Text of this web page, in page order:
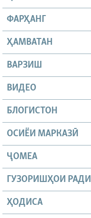
ФАРҲАНГ
ҲАМВАТАН
ВАРЗИШ
ВИДЕО
БЛОГИСТОН
ОСИЁИ МАРКАЗӢ
ҶОМEА
ГУЗОРИШҲОИ
ҲОДИСА